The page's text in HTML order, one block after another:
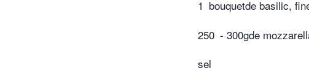
1 bouquetde basilic,
250 - 300gde
sel